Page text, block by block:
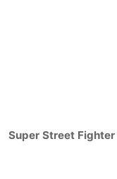
Super Street Fighter